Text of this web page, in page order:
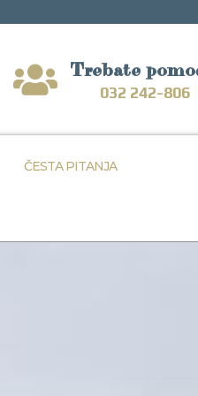
Trebate
032 242-806
ČESTA PITANJA